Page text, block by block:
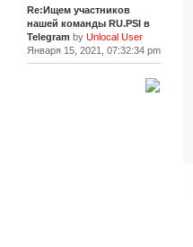
Re:Ищем участников
нашей команды RU.PSI в
Telegram by Unlocal User
Января 15, 2021, 07:32:34 pm